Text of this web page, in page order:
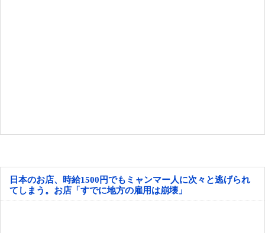
日本のお店、時給1500円でもミャンマー人に次々と逃げられ
てしまう。お店「すでに地方の雇用は崩壊」